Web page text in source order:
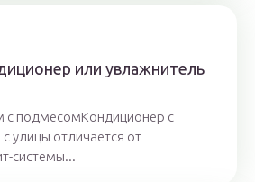
или увлажнитель
с подмесомКондиционер с
улицы отличается от
системы...